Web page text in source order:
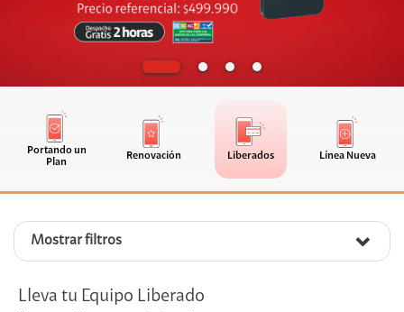
Portando un
Plan
Renovación Liberados Línea Nueva
Mostrar filtros
Lleva tu Equipo Liberado